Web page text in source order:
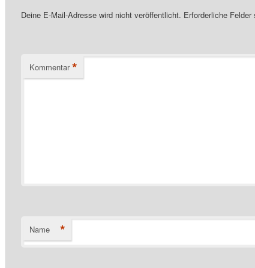
Deine E-Mail-Adresse wird nicht veröffentlicht. Erforderliche Felder
Kommentar *
Name *